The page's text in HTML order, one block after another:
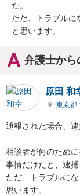
た。
ただ、トラブルに
と思います。
弁護士から
原田 和
東京都
通報された場合、
相談者が何のため
事情だけだと、逮
ただ、トラブルに
思います。